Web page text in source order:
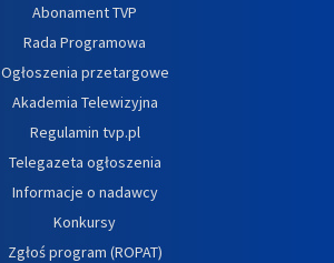
Abonament TVP
Rada Programowa
Ogłoszenia przetargowe
Akademia Telewizyjna
Regulamin tvp.pl
Telegazeta ogłoszenia
Informacje o nadawcy
Konkursy
Zgłoś program (ROPAT)